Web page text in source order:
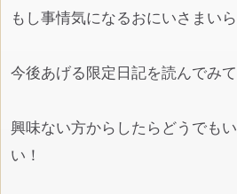
もし事情気になるおにいさまい
今後あげる限定日記を読んでみ
興味ない方からしたらどうでも
い！